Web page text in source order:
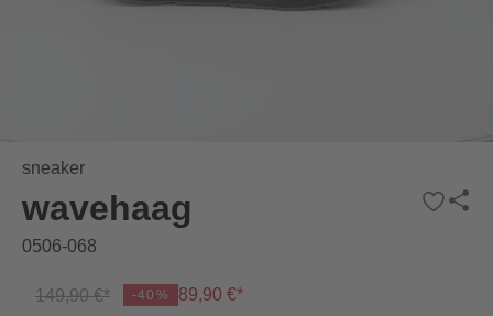
sneaker
wavehaag
0506-068
89,90 €*
149,90 €* -40%